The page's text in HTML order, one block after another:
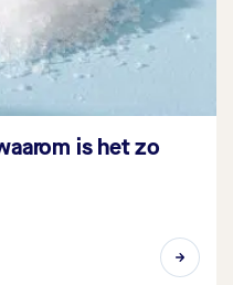
is het zo